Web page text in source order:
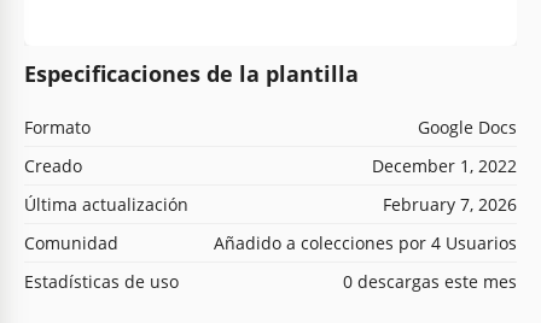
Especificaciones de la plantilla
Formato
Google Docs
Creado
December 1, 2022
Última actualización
February 7, 2026
Comunidad
Añadido a colecciones por 4 Usuarios
Estadísticas de uso
0 descargas este mes